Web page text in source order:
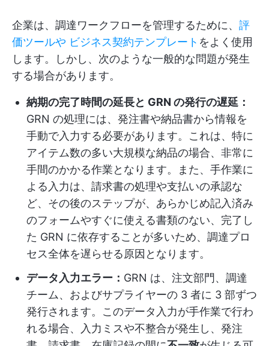
企業は、調達ワークフローを管理するために、 評
価ツールや ビジネス契約テンプレート をよく使用
します。しかし、次のような一般的な問題が発生
する場合があります。
納期の完了時間の延長と GRN の発行の遅延：
GRN の処理には、発注書や納品書から情報を
手動で入力する必要があります。これは、特に
アイテム数の多い大規模な納品の場合、非常に
手間のかかる作業となります。また、手作業に
よる入力は、請求書の処理や支払いの承認な
ど、その後のステップが、あらかじめ記入済み
のフォームやすぐに使える書類のない、完了し
た GRN に依存することが多いため、調達プロ
セス全体を遅らせる原因となります。
データ入力エラー： GRN は、注文部門、調達
チーム、およびサプライヤーの 3 者に 3 部ずつ
発行されます。このデータ入力が手作業で行わ
れる場合、入力ミスや不整合が発生し、発注